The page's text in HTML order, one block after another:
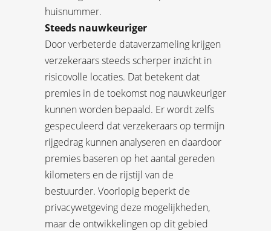
huisnummer.
Steeds nauwkeuriger
Door verbeterde dataverzameling krijgen
verzekeraars steeds scherper inzicht in
risicovolle locaties. Dat betekent dat
premies in de toekomst nog nauwkeuriger
kunnen worden bepaald. Er wordt zelfs
gespeculeerd dat verzekeraars op termijn
rijgedrag kunnen analyseren en daardoor
premies baseren op het aantal gereden
kilometers en de rijstijl van de
bestuurder. Voorlopig beperkt de
privacywetgeving deze mogelijkheden,
maar de ontwikkelingen op dit gebied